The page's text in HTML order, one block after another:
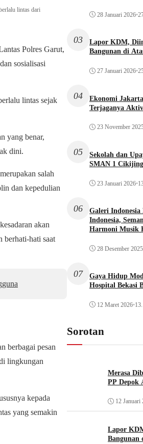
lintas dari
Polres Garut,
sosialisasi
lintas sejak
yang benar,
dini.
salah
dan kepedulian
akan
berhati-hati saat
berbagai pesan
lingkungan
kepada
yang semakin
28 Januari 2026•
03
Lapor KDM,
Bangunan di
27 Januari 2026•
04
Ekonomi
Terjaganya
23 November
05
Sekolah dan
SMAN 1 Cikijing
23 Januari 2026•
06
Galeri
Indonesia,
Harmoni Musik
28 Desember 2025
07
Gaya Hidup
Hospital Bekasi
12 Maret 2026•
Sorotan
Merasa
PP Depok
12 Januari
Lapor
Bangunan